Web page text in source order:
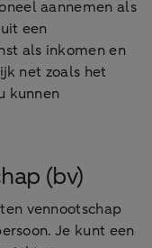
aannemen als
een
als inkomen en
net zoals het
kunnen
(bv)
vennootschap
Je kunt een